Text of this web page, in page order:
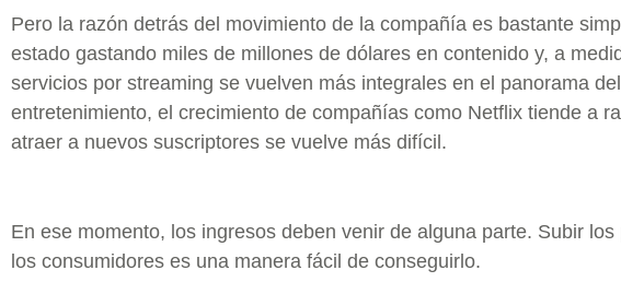
Pero la razón detrás del movimiento de la compañía es bastante
estado gastando miles de millones de dólares en contenido y, a
servicios por streaming se vuelven más integrales en el panorama del
entretenimiento, el crecimiento de compañías como Netflix tiende a
atraer a nuevos suscriptores se vuelve más difícil.
En ese momento, los ingresos deben venir de alguna parte. Subir los
los consumidores es una manera fácil de conseguirlo.